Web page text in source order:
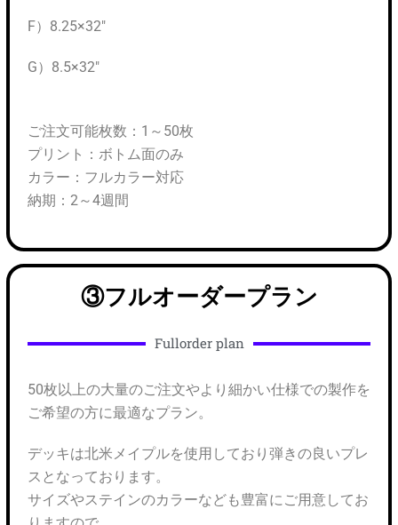
F）8.25×32″
G）8.5×32″
ご注文可能枚数：1～50枚
プリント：ボトム面のみ
カラー：フルカラー対応
納期：2～4週間
③フルオーダープラン
Fullorder plan
50枚以上の大量のご注文やより細かい仕様での製作を
ご希望の方に最適なプラン。
デッキは北米メイプルを使用しており弾きの良いプレ
スとなっております。
サイズやステインのカラーなども豊富にご用意してお